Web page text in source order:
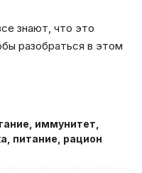
знают, что это
разобраться в этом
иммунитет
питание рацион